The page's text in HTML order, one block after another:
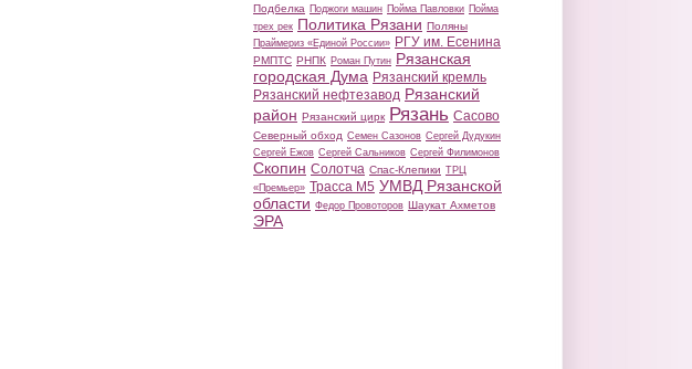
Подбелка Поджоги машин Пойма Павловки Пойма
трех рек Политика Рязани Поляны
Праймериз «Единой России» РГУ им. Есенина
РМПТС РНПК Роман Путин Рязанская
городская Дума Рязанский кремль
Рязанский нефтезавод Рязанский
район Рязанский цирк Рязань Сасово
Северный обход Семен Сазонов Сергей Дудукин
Сергей Ежов Сергей Сальников Сергей Филимонов
Скопин Солотча Спас-Клепики ТРЦ
«Премьер» Трасса М5 УМВД Рязанской
области Федор Провоторов Шаукат Ахметов
ЭРА